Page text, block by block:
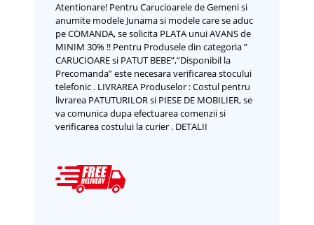
Atentionare! Pentru Carucioarele de Gemeni si
anumite modele Junama si modele care se aduc
pe COMANDA, se solicita PLATA unui AVANS de
MINIM 30% !! Pentru Produsele din categoria ”
CARUCIOARE si PATUT BEBE”,”Disponibil la
Precomanda” este necesara verificarea stocului
telefonic . LIVRAREA Produselor :Costul pentru
livrarea PATUTURILOR si PIESE DE MOBILIER, se
va comunica dupa efectuarea comenzii si
verificarea costului la curier . DETALII